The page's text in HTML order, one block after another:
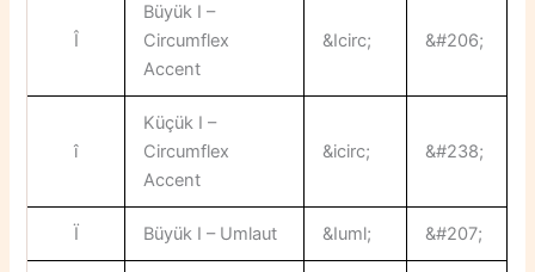
Î
Büyük I –
Circumflex
Accent
&Icirc; &#206;
î
Küçük I –
Circumflex
Accent
&icirc; &#238;
Ï Büyük I – Umlaut &Iuml; &#207;